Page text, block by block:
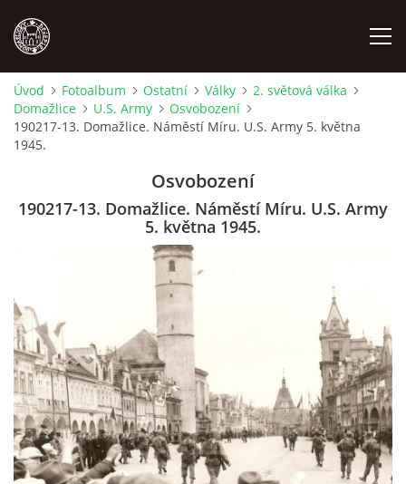
MÍSTOPIS
OSOBNOSTI
ODKAZY
O NÁS
DŮL NA SLÍDU (NA KOLE)
Úvod Fotoalbum Ostatní Války
2. světová válka
Domažlice
U.S. Army
Osvobození
190217-13. Domažlice. Náměstí Míru. U.S. Army 5. května
1945.
Osvobození
190217-13. Domažlice. Náměstí Míru. U.S. Army
5. května 1945.